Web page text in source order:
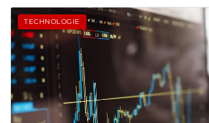
TECHNOLOGIE